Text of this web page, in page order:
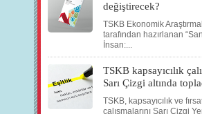
değiştirecek?
TSKB Ekonomik
tarafından hazırlanan
İnsan:...
TSKB kapsayıcılık
Sarı Çizgi altında
TSKB, kapsayıcılık ve
çalışmalarını Sarı Çizgi